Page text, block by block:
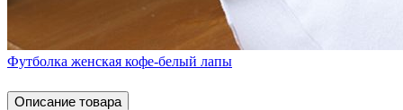
Футболка женская кофе-белый лапы
Описание товара